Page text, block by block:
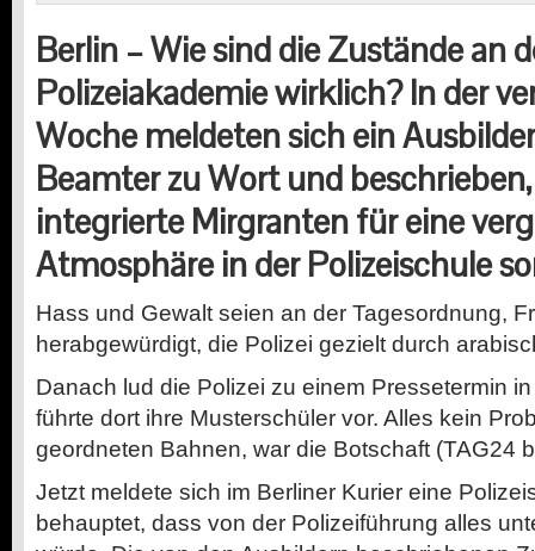
Berlin – Wie sind die Zustände an
Polizeiakademie wirklich? In der
Woche meldeten sich ein
Beamter zu Wort und
integrierte Mirgranten für eine
Atmosphäre in der Polizeischule
Hass und Gewalt seien an der Tagesordnung,
herabgewürdigt, die Polizei gezielt durch
Danach lud die Polizei zu einem Pressetermin
führte dort ihre Musterschüler vor. Alles kein
geordneten Bahnen, war die Botschaft (TAG24
Jetzt meldete sich im Berliner Kurier eine
behauptet, dass von der Polizeiführung alles